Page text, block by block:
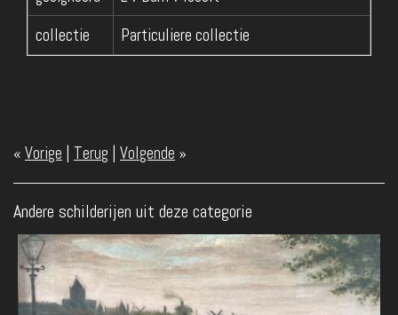
collectie
Particuliere collectie
« Vorige | Terug | Volgende »
Andere schilderijen uit deze categorie